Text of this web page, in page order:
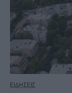
ΕΙΔΗΣΕΙΣ